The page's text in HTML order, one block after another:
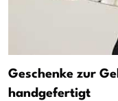
Geschenke zur
handgefertigt